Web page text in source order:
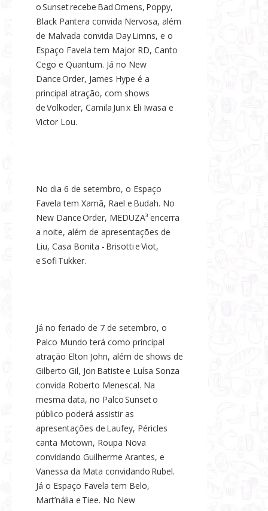
o Sunset recebe Bad Omens, Poppy,
Black Pantera convida Nervosa, além
de Malvada convida Day Limns, e o
Espaço Favela tem Major RD, Canto
Cego e Quantum. Já no New
Dance Order, James Hype é a
principal atração, com shows
de Volkoder, Camila Jun x Eli Iwasa e
Victor Lou.
No dia 6 de setembro, o Espaço
Favela tem Xamã, Rael e Budah. No
New Dance Order, MEDUZA³ encerra
a noite, além de apresentações de
Liu, Casa Bonita - Brisotti e Viot,
e Sofi Tukker.
Já no feriado de 7 de setembro, o
Palco Mundo terá como principal
atração Elton John, além de shows de
Gilberto Gil, Jon Batiste e Luísa Sonza
convida Roberto Menescal. Na
mesma data, no Palco Sunset o
público poderá assistir as
apresentações de Laufey, Péricles
canta Motown, Roupa Nova
convidando Guilherme Arantes, e
Vanessa da Mata convidando Rubel.
Já o Espaço Favela tem Belo,
Mart’nália e Tiee. No New